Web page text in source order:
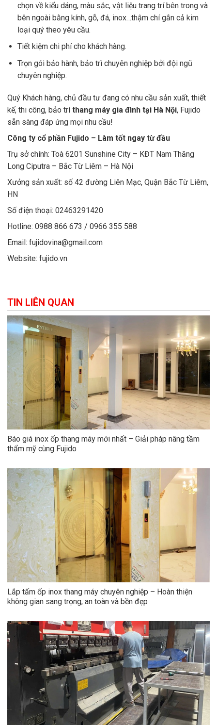
chọn về kiểu dáng, màu sắc, vật liệu trang trí bên trong và
bên ngoài bằng kính, gỗ, đá, inox…thậm chí gắn cả kim
loại quý theo yêu cầu.
Tiết kiệm chi phí cho khách hàng.
Trọn gói bảo hành, bảo trì chuyên nghiệp bởi đội ngũ
chuyên nghiệp.
Quý Khách hàng, chủ đầu tư đang có nhu cầu sản xuất, thiết
kế, thi công, bảo trì thang máy gia đình tại Hà Nội, Fujido
sẵn sàng đáp ứng mọi nhu cầu!
Công ty cổ phần Fujido – Làm tốt ngay từ đầu
Trụ sở chính: Toà 6201 Sunshine City – KĐT Nam Thăng
Long Ciputra – Bắc Từ Liêm – Hà Nội
Xưởng sản xuất: số 42 đường Liên Mạc, Quận Bắc Từ Liêm,
HN
Số điện thoại: 02463291420
Hotline: 0988 866 673 / 0966 355 588
Email: fujidovina@gmail.com
Website: fujido.vn
TIN LIÊN QUAN
Báo giá inox ốp thang máy mới nhất – Giải pháp nâng tầm
thẩm mỹ cùng Fujido
Lắp tấm ốp inox thang máy chuyên nghiệp – Hoàn thiện
không gian sang trọng, an toàn và bền đẹp